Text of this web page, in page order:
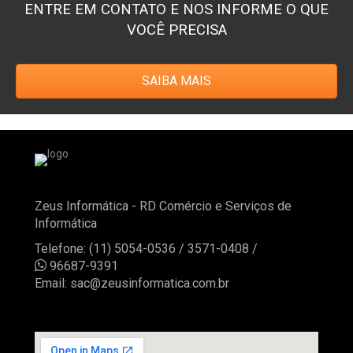
ENTRE EM CONTATO E NOS INFORME O QUE
VOCÊ PRECISA
SAIBA MAIS
Zeus Informática - RD Comércio e Serviços de
Informática
Telefone: (11) 5054-0536 / 3571-0408 /
 96687-9391
Email: sac@zeusinformatica.com.br